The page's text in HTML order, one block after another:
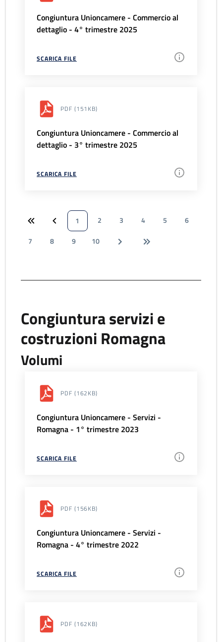
Congiuntura Unioncamere - Commercio al
dettaglio - 4° trimestre 2025
SCARICA FILE
PDF (151KB)
Congiuntura Unioncamere - Commercio al
dettaglio - 3° trimestre 2025
SCARICA FILE
1 2 3 4 5
6
7
8 9 10
Congiuntura servizi e
costruzioni Romagna
Volumi
PDF (162KB)
Congiuntura Unioncamere - Servizi -
Romagna - 1° trimestre 2023
SCARICA FILE
PDF (156KB)
Congiuntura Unioncamere - Servizi -
Romagna - 4° trimestre 2022
SCARICA FILE
PDF (162KB)